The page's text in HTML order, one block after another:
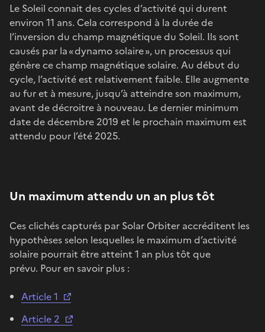
Le Soleil connait des cycles d’activité qui durent
environ 11 ans. Cela correspond à la durée de
l’inversion du champ magnétique du Soleil. Ils sont
causés par la « dynamo solaire », un processus qui
génère ce champ magnétique solaire. Au début du
cycle, l’activité est relativement faible. Elle augmente
au fur et à mesure, jusqu’à atteindre son maximum,
avant de décroitre à nouveau. Le dernier minimum
date de décembre 2019 et le prochain maximum est
attendu pour l’été 2025.
Un maximum attendu un an plus tôt
Ces clichés capturés par Solar Orbiter accréditent les
hypothèses selon lesquelles le maximum d’activité
solaire pourrait être atteint 1 an plus tôt que
prévu. Pour en savoir plus :
Article 1
Article 2